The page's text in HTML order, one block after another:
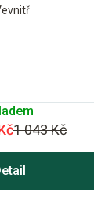
1 043 Kč